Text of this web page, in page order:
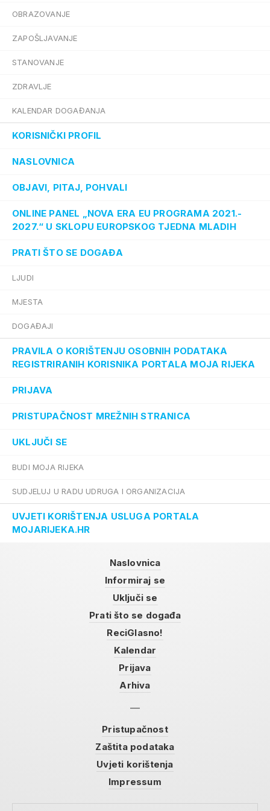
OBRAZOVANJE
ZAPOŠLJAVANJE
STANOVANJE
ZDRAVLJE
KALENDAR DOGAĐANJA
KORISNIČKI PROFIL
NASLOVNICA
OBJAVI, PITAJ, POHVALI
ONLINE PANEL „NOVA ERA EU PROGRAMA 2021.-
2027.“ U SKLOPU EUROPSKOG TJEDNA MLADIH
PRATI ŠTO SE DOGAĐA
LJUDI
MJESTA
DOGAĐAJI
PRAVILA O KORIŠTENJU OSOBNIH PODATAKA
REGISTRIRANIH KORISNIKA PORTALA MOJA RIJEKA
PRIJAVA
PRISTUPAČNOST MREŽNIH STRANICA
UKLJUČI SE
BUDI MOJA RIJEKA
SUDJELUJ U RADU UDRUGA I ORGANIZACIJA
UVJETI KORIŠTENJA USLUGA PORTALA
MOJARIJEKA.HR
Naslovnica
Informiraj se
Uključi se
Prati što se događa
ReciGlasno!
Kalendar
Prijava
Arhiva
Pristupačnost
Zaštita podataka
Uvjeti korištenja
Impressum